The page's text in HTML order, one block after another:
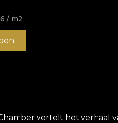
/ m2
vertelt het